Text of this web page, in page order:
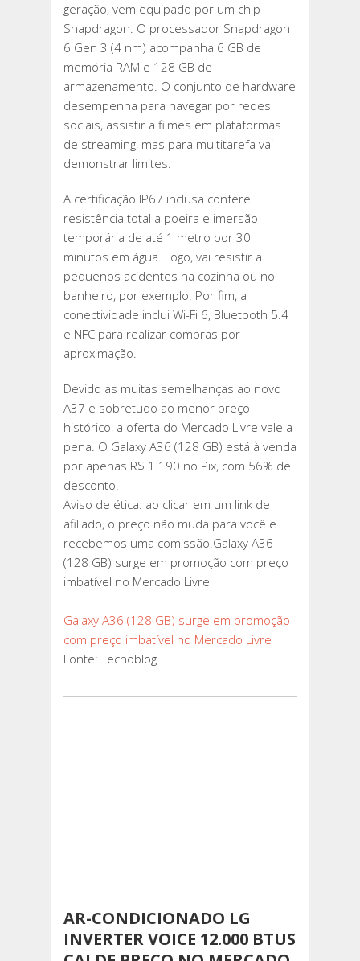
geração, vem equipado por um chip
Snapdragon. O processador Snapdragon
6 Gen 3 (4 nm) acompanha 6 GB de
memória RAM e 128 GB de
armazenamento. O conjunto de hardware
desempenha para navegar por redes
sociais, assistir a filmes em plataformas
de streaming, mas para multitarefa vai
demonstrar limites.
A certificação IP67 inclusa confere
resistência total a poeira e imersão
temporária de até 1 metro por 30
minutos em água. Logo, vai resistir a
pequenos acidentes na cozinha ou no
banheiro, por exemplo. Por fim, a
conectividade inclui Wi-Fi 6, Bluetooth 5.4
e NFC para realizar compras por
aproximação.
Devido as muitas semelhanças ao novo
A37 e sobretudo ao menor preço
histórico, a oferta do Mercado Livre vale a
pena. O Galaxy A36 (128 GB) está à venda
por apenas R$ 1.190 no Pix, com 56% de
desconto.
Aviso de ética: ao clicar em um link de
afiliado, o preço não muda para você e
recebemos uma comissão.Galaxy A36
(128 GB) surge em promoção com preço
imbatível no Mercado Livre
Galaxy A36 (128 GB) surge em promoção
com preço imbatível no Mercado Livre
Fonte: Tecnoblog
AR-CONDICIONADO LG
INVERTER VOICE 12.000 BTUS